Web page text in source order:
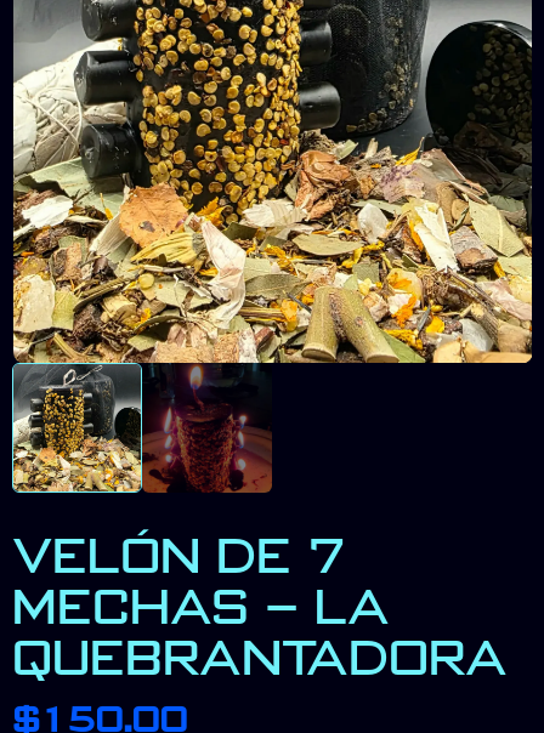
VELÓN DE 7
MECHAS – LA
QUEBRANTADORA
$150.00